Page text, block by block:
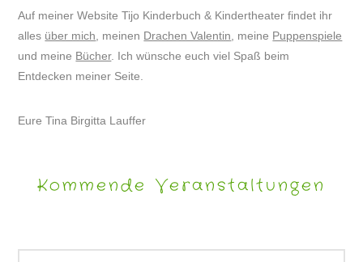
Auf meiner Website Tijo Kinderbuch & Kindertheater findet ihr
alles über mich, meinen Drachen Valentin, meine Puppenspiele
und meine Bücher. Ich wünsche euch viel Spaß beim
Entdecken meiner Seite.
Eure Tina Birgitta Lauffer
Kommende Veranstaltungen